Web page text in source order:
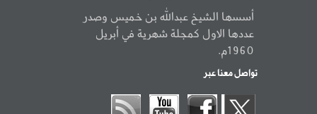
أسسها الشيخ عبدالله بن خميس وصدر
عددها الاول كمجلة شهرية في أبريل
1960م.
تواصل معنا عبر